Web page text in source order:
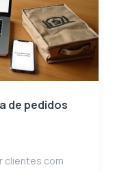
de pedidos
clientes com